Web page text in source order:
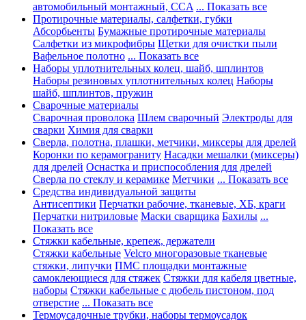
автомобильный монтажный, CCA ... Показать все
Протирочные материалы, салфетки, губки
Абсорбьенты Бумажные протирочные материалы
Салфетки из микрофибры Щетки для очистки пыли
Вафельное полотно ... Показать все
Наборы уплотнительных колец, шайб, шплинтов
Наборы резиновых уплотнительных колец Наборы
шайб, шплинтов, пружин
Сварочные материалы
Сварочная проволока Шлем сварочный Электроды для
сварки Химия для сварки
Сверла, полотна, плашки, метчики, миксеры для дрелей
Коронки по керамограниту Насадки мешалки (миксеры)
для дрелей Оснастка и приспособления для дрелей
Сверла по стеклу и керамике Метчики ... Показать все
Средства индивидуальной защиты
Антисептики Перчатки рабочие, тканевые, ХБ, краги
Перчатки нитриловые Маски сварщика Бахилы ...
Показать все
Стяжки кабельные, крепеж, держатели
Стяжки кабельные Velcro многоразовые тканевые
стяжки, липучки ПМС площадки монтажные
самоклеющиеся для стяжек Стяжки для кабеля цветные,
наборы Стяжки кабельные с дюбель пистоном, под
отверстие ... Показать все
Термоусадочные трубки, наборы термоусадок